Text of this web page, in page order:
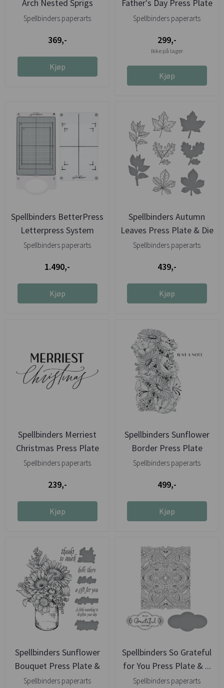
Arch Nested Sprigs
Press ...
Spellbinders paperarts
369,-
Kjøp
Father's Day Press Plate
...
Spellbinders paperarts
299,-
Ikke på lager
Kjøp
Spellbinders BetterPress
Letterpress System
Spellbinders paperarts
1.490,-
Kjøp
Spellbinders Autumn
Leaves Press Plate & Die
Set
Spellbinders paperarts
439,-
Kjøp
Spellbinders Merriest
Christmas Press Plate
Spellbinders paperarts
239,-
Kjøp
Spellbinders Sunflower
Border Press Plate
Spellbinders paperarts
499,-
Kjøp
Spellbinders Sunflower
Bouquet Press Plate &
Die
Spellbinders paperarts
Spellbinders So Grateful
for You Press Plate & ...
Spellbinders paperarts